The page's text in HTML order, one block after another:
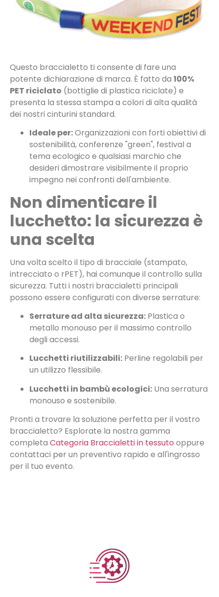
Questo braccialetto ti consente di fare una
potente dichiarazione di marca. È fatto da 100%
PET riciclato (bottiglie di plastica riciclate) e
presenta la stessa stampa a colori di alta qualità
dei nostri cinturini standard.
Ideale per:Organizzazioni con forti obiettivi di
sostenibilità, conferenze "green", festival a
tema ecologico e qualsiasi marchio che
desideri dimostrare visibilmente il proprio
impegno nei confronti dell'ambiente.
Non dimenticare il
lucchetto: la sicurezza è
una scelta
Una volta scelto il tipo di bracciale (stampato,
intrecciato o rPET), hai comunque il controllo sulla
sicurezza. Tutti i nostri braccialetti principali
possono essere configurati con diverse serrature:
Serrature ad alta sicurezza: Plastica o
metallo monouso per il massimo controllo
degli accessi.
Lucchetti riutilizzabili: Perline regolabili per
un utilizzo flessibile.
Lucchetti in bambù ecologici: Una serratura
monouso e sostenibile.
Pronti a trovare la soluzione perfetta per il vostro
braccialetto? Esplorate la nostra gamma
completa Categoria Braccialetti in tessuto oppure
contattaci per un preventivo rapido e all'ingrosso
per il tuo evento.